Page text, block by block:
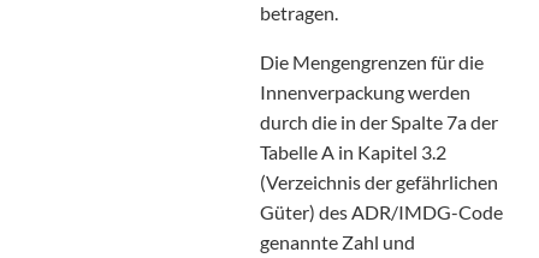
betragen.
Die Mengengrenzen für die
Innenverpackung werden
durch die in der Spalte 7a der
Tabelle A in Kapitel 3.2
(Verzeichnis der gefährlichen
Güter) des ADR/IMDG-Code
genannte Zahl und